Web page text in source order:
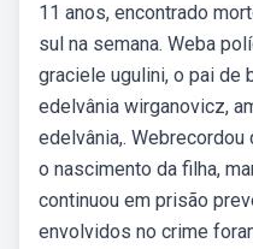
11 anos, encontrado
sul na semana. Weba
graciele ugulini, o pai de
edelvânia wirganovicz,
edelvânia,.
o nascimento da filha,
continuou em prisão
envolvidos no crime